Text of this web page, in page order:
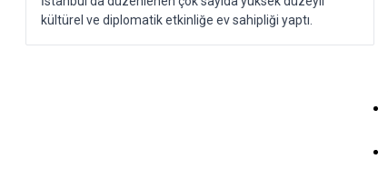
kültürel ve diplomatik etkinliğe ev sahipliği yaptı.